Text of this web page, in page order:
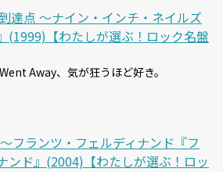
達点 〜ナイン・インチ・ネイルズ
(1999)【わたしが選ぶ！ロック名盤
Away、気が狂うほど好き。
フランツ・フェルディナンド『フ
ンド』(2004)【わたしが選ぶ！ロッ